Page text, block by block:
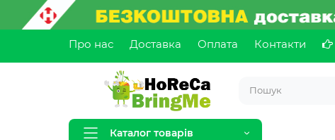
Про нас Доставка Оплата Контакти
Каталог товарів